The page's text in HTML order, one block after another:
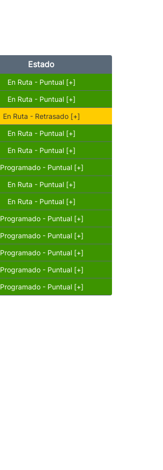
Estado
En Ruta - Puntual [+]
En Ruta - Puntual [+]
En Ruta - Retrasado [+]
En Ruta - Puntual [+]
En Ruta - Puntual [+]
Programado - Puntual [+]
En Ruta - Puntual [+]
En Ruta - Puntual [+]
Programado - Puntual [+]
Programado - Puntual [+]
Programado - Puntual [+]
Programado - Puntual [+]
Programado - Puntual [+]